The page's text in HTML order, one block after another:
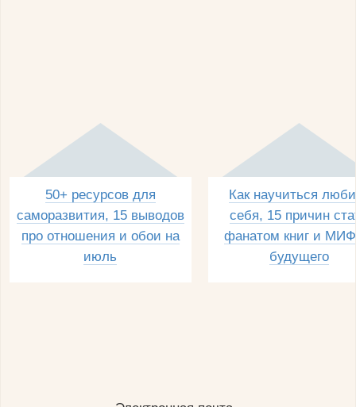
50+ ресурсов для
саморазвития, 15 выводов
про отношения и обои на
июль
Как научиться
себя, 15 причин
фанатом книг и
будущего